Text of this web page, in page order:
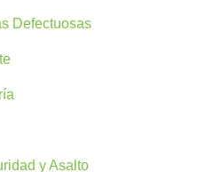
Defectuosas
y Asalto